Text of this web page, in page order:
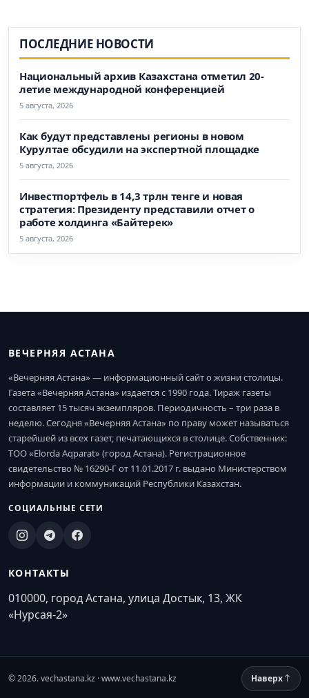
ПОСЛЕДНИЕ НОВОСТИ
Национальный архив Казахстана отметил 20-
летие международной конференцией
5 августа, 2026
Как будут представлены регионы в новом
Курултае обсудили на экспертной площадке
5 августа, 2026
Инвестпортфель в 14,3 трлн тенге и новая
стратегия: Президенту представили отчет о
работе холдинга «Байтерек»
5 августа, 2026
ВЕЧЕРНЯЯ АСТАНА
«Вечерняя Астана» — информационный сайт о жизни столицы.
Газета «Вечерняя Астана» издается с 1990 года. Тираж газеты
составляет 15 тысяч экземпляров. Периодичность – три раза в
неделю. Сегодня «Вечерняя Астана» по праву может называться
старейшей из всех газет, печатающихся в столице. Собственник:
ТОО «Elorda Aqparat» (город Астана). Регистрационное
свидетельство № 16290-Г от 11.01.2017 г. выдано Министерством
информации и коммуникаций Республики Казахстан.
СОЦИАЛЬНЫЕ СЕТИ
КОНТАКТЫ
010000, город Астана, улица Достык, 13, ЖК
«Нурсая-2»
© 2026. vechastana.kz · www.vechastana.kz Наверх